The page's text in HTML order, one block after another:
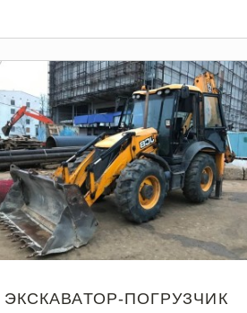
ЭКСКАВАТОР-ПОГРУЗЧИК